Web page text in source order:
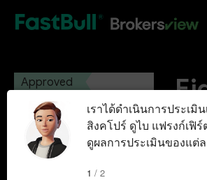
Approved
เราได้ดำเนินการประเมิ
สิงคโปร์ ดูไบ แฟรงก์เฟิ
ดูผลการประเมินของแต่
1 / 2